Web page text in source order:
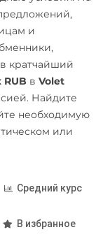
(ex-MATIC)
(RVN)
(SOL)
BYN
RUB
Банк KZT
UZCARD UZS
и
кратчайший
RUB в Volet
Найдите
необходимую
или
Средний курс
В избранное